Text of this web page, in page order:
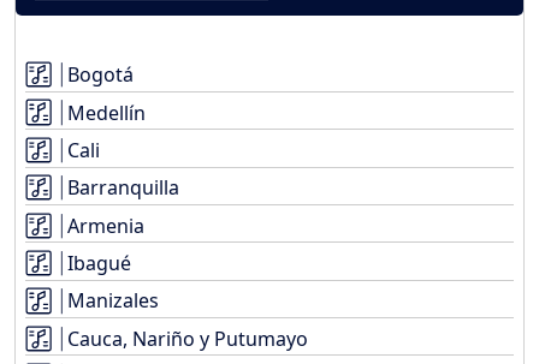
Bogotá
Medellín
Cali
Barranquilla
Armenia
Ibagué
Manizales
Cauca, Nariño y Putumayo